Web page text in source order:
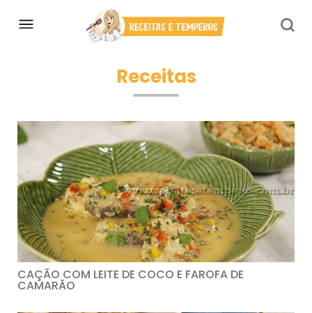
Receitas
CAÇÃO COM LEITE DE COCO E FAROFA DE
CAMARÃO